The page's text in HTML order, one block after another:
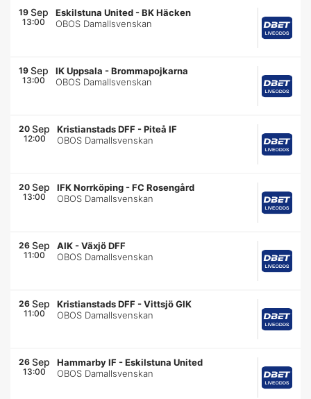
19 Sep
13:00
Eskilstuna United -BK Häcken
OBOS Damallsvenskan
19 Sep
13:00
IK Uppsala -Brommapojkarna
OBOS Damallsvenskan
20 Sep
12:00
Kristianstads DFF -Piteå IF
OBOS Damallsvenskan
20 Sep
13:00
IFK Norrköping -FC Rosengård
OBOS Damallsvenskan
26 Sep
11:00
AIK -Växjö DFF
OBOS Damallsvenskan
26 Sep
11:00
Kristianstads DFF -Vittsjö GIK
OBOS Damallsvenskan
26 Sep
13:00
Hammarby IF -Eskilstuna United
OBOS Damallsvenskan